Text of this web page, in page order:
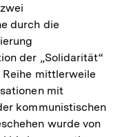
durch die
der „Solidarität“
mittlerweile
mit
kommunistischen
wurde von